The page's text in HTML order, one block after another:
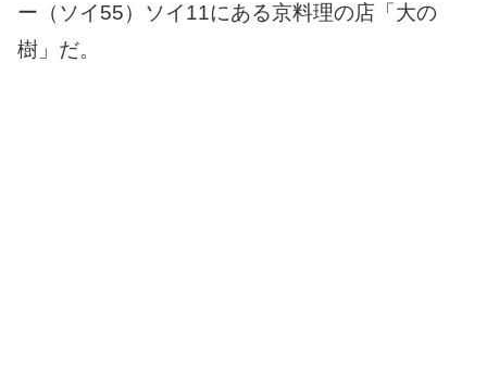
ー（ソイ55）ソイ11にある京料理の店「大の
樹」だ。